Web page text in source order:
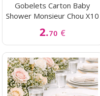
Gobelets Carton Baby
Shower Monsieur Chou X10
2.70 €